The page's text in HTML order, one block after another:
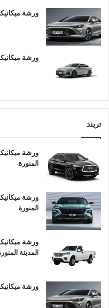
ورشة
ورشة
تريند
ورشة
المنورة
ورشة
المنورة
ورشة
المدينة
ورشة